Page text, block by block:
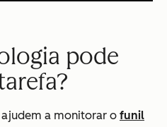
pode
ajudem a monitorar o funil